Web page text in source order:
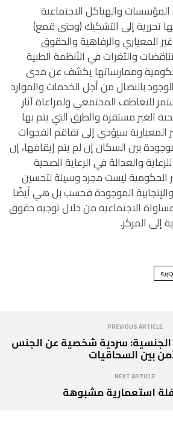
المؤسسات والهياكل الاجتماعية
تحررية إلى التشكيك (وحتى قمع)
المعياري والرفاهية والحقوق
والثغرات في الأنظمة الطبية
وممارساتها يكشف عن مدى
بالنضال من أجل الخدمات والموارد
للتعاطف المجتمعي ولمراعاة آثار
الغير مستقرة والطرق التي يتم بها
سيؤدي إلى تفاقم الفجوات
بين السكان إن لم يتم إيقافها، إن
والعدالة في الرعاية الصحية
الحكومية ليست مجرد وسيلة لتحسين
الموجودة فحسب بل هي أيضًا
الاجتماعية من خلال توجيه حقوق
إلى المركز.
PREVIOUS ARTICLE
الجنسية: سردية شخصية عن الجنس
بين السحاقيات
NEXT ARTICLE
استعمارية مشبوهة